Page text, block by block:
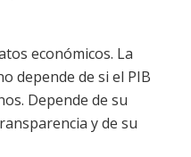
económicos. La
depende de si el PIB
Depende de su
y de su